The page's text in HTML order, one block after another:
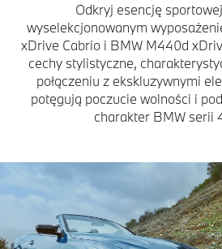
Odkryj esencję
wyselekcjonowanym
xDrive Cabrio i BMW M440d
cechy stylistyczne,
połączeniu z ekskluzywnymi
potęgują poczucie wolności i
charakter BMW serii